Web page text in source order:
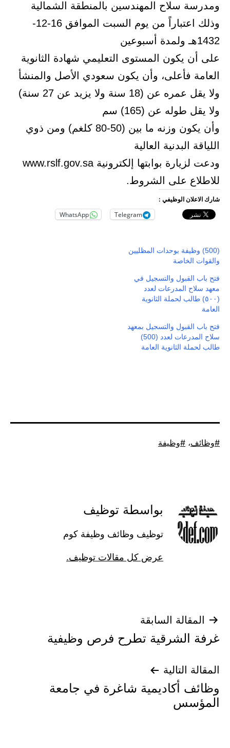
ومدرسة سلاح المهندسين بالمنطقة الشمالية
وذلك اعتباراً من يوم السبت الموافق 16-12-
1432هـ ولمدة أسبوعين
على أن يكون المستوى التعليمي شهادة الثانوية
العامة فأعلى، وأن يكون سعودي الأصل والمنشأ
ولا يقل عمره عن (18 سنة ولا يزيد عن 27 سنة)
ولا يقل طوله عن (165) سم
وأن يكون وزنه ما بين (50-80 كلغم) ومن ذوي
اللياقة البدنية العالية
ودعت لزيارة بوابتها إلكترونية www.rslf.gov.sa
للاطلاع على الشروط.
شارك الاعلان الوظيفي :
Telegram
WhatsApp
(500) وظيفة بوحدات المظليين
والقوات الخاصة
فتح باب القبول والتسجيل في
معهد سلاح المدرعات لعدد
(٥٠٠) طالب لحملة الثانوية
العامة
فتح باب القبول والتسجيل بمعهد
سلاح المدرعات لعدد (500)
طالب لحملة الثانوية العامة
موسوم
وظائف، وظيفة
بواسطة توظيف
توظيف وظائف وظيفة كوم
عرض كل مقالات توظيف.
تصفّح
المقالات
المقالة السابقة
غرفة الشرقية تطرح فرص وظيفية
المقالة التالية
وظائف أكاديمية شاغرة في جامعة
المؤسس